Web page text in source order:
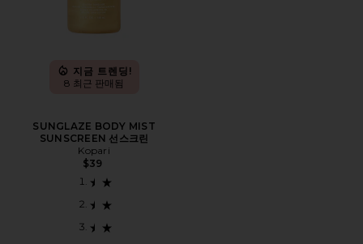
지금 트렌딩!
8 최근 판매됨
SUNGLAZE BODY MIST
SUNSCREEN 선스크린
Kopari
$39